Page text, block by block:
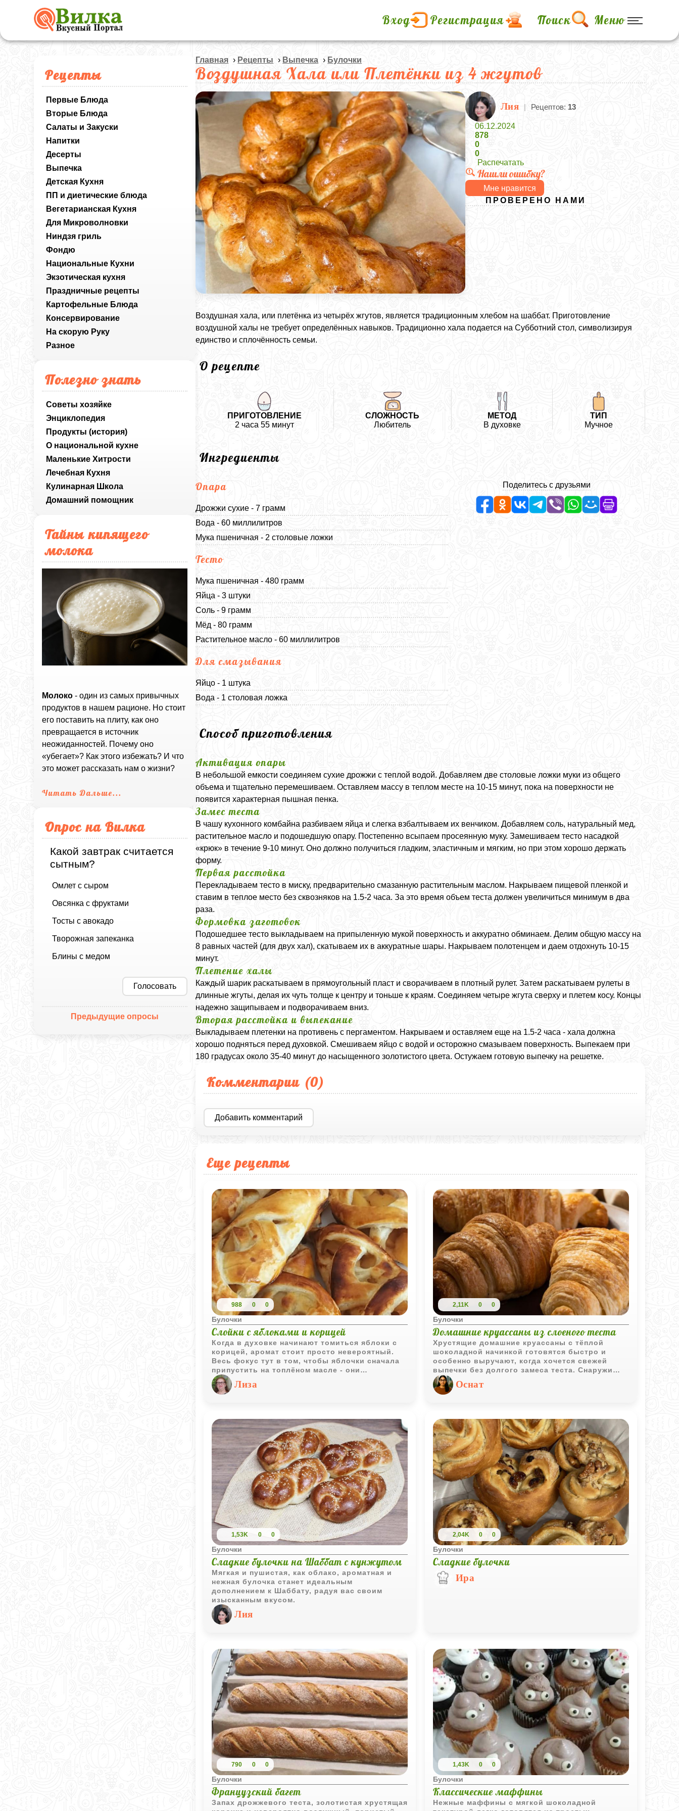
Вход Регистрация Поиск Меню
Рецепты
Первые Блюда
Вторые Блюда
Салаты и Закуски
Напитки
Десерты
Выпечка
Детская Кухня
ПП и диетические блюда
Вегетарианская Кухня
Для Микроволновки
Ниндзя гриль
Фондю
Национальные Кухни
Экзотическая кухня
Праздничные рецепты
Картофельные Блюда
Консервирование
На скорую Руку
Разное
Полезно знать
Советы хозяйке
Энциклопедия
Продукты (история)
О национальной кухне
Маленькие Хитрости
Лечебная Кухня
Кулинарная Школа
Домашний помощник
Тайны кипящего
молока
Молоко - один из самых привычных
продуктов в нашем рационе. Но стоит
его поставить на плиту, как оно
превращается в источник
неожиданностей. Почему оно
«убегает»? Как этого избежать? И что
это может рассказать нам о жизни?
Читать Дальше...
Опрос на Вилка
Какой завтрак считается
сытным?
Омлет с сыром
Овсянка с фруктами
Тосты с авокадо
Творожная запеканка
Блины с медом
Голосовать
Предыдущие опросы
Главная › Рецепты › Выпечка › Булочки
Воздушная Хала или Плетёнки из 4 жгутов
Лия | Рецептов: 13
06.12.2024
878
0
0
Распечатать
Нашли ошибку?
Мне нравится
ПРОВЕРЕНО НАМИ
Воздушная хала, или плетёнка из четырёх жгутов, является традиционным хлебом на шаббат. Приготовление
воздушной халы не требует определённых навыков. Традиционно хала подается на Субботний стол, символизируя
единство и сплочённость семьи.
О рецепте
ПРИГОТОВЛЕНИЕ
2 часа 55 минут
СЛОЖНОСТЬ
Любитель
МЕТОД
В духовке
ТИП
Мучное
Ингредиенты
Опара
Дрожжи сухие - 7 грамм
Вода - 60 миллилитров
Мука пшеничная - 2 столовые ложки
Тесто
Мука пшеничная - 480 грамм
Яйца - 3 штуки
Соль - 9 грамм
Мёд - 80 грамм
Растительное масло - 60 миллилитров
Для смазывания
Яйцо - 1 штука
Вода - 1 столовая ложка
Поделитесь с друзьями
Способ приготовления
Активация опары
В небольшой емкости соединяем сухие дрожжи с теплой водой. Добавляем две столовые ложки муки из общего
объема и тщательно перемешиваем. Оставляем массу в теплом месте на 10-15 минут, пока на поверхности не
появится характерная пышная пенка.
Замес теста
В чашу кухонного комбайна разбиваем яйца и слегка взбалтываем их венчиком. Добавляем соль, натуральный мед,
растительное масло и подошедшую опару. Постепенно всыпаем просеянную муку. Замешиваем тесто насадкой
«крюк» в течение 9-10 минут. Оно должно получиться гладким, эластичным и мягким, но при этом хорошо держать
форму.
Первая расстойка
Перекладываем тесто в миску, предварительно смазанную растительным маслом. Накрываем пищевой пленкой и
ставим в теплое место без сквозняков на 1.5-2 часа. За это время объем теста должен увеличиться минимум в два
раза.
Формовка заготовок
Подошедшее тесто выкладываем на припыленную мукой поверхность и аккуратно обминаем. Делим общую массу на
8 равных частей (для двух хал), скатываем их в аккуратные шары. Накрываем полотенцем и даем отдохнуть 10-15
минут.
Плетение халы
Каждый шарик раскатываем в прямоугольный пласт и сворачиваем в плотный рулет. Затем раскатываем рулеты в
длинные жгуты, делая их чуть толще к центру и тоньше к краям. Соединяем четыре жгута сверху и плетем косу. Концы
надежно защипываем и подворачиваем вниз.
Вторая расстойка и выпекание
Выкладываем плетенки на противень с пергаментом. Накрываем и оставляем еще на 1.5-2 часа - хала должна
хорошо подняться перед духовкой. Смешиваем яйцо с водой и осторожно смазываем поверхность. Выпекаем при
180 градусах около 35-40 минут до насыщенного золотистого цвета. Остужаем готовую выпечку на решетке.
Комментарии (0)
Добавить комментарий
Еще рецепты
988 0 0
Булочки
Слойки с яблоками и корицей
Когда в духовке начинают томиться яблоки с
корицей, аромат стоит просто невероятный.
Весь фокус тут в том, чтобы яблочки сначала
припустить на топлёном масле - они
становятся нежными, почти карамельными, и
лишняя влага уходит, так что тесто снизу не
размокает. Это идеальный вариант к чаю, когда
Лиза
2,11K 0 0
Булочки
Домашние круассаны из слоеного теста
Хрустящие домашние круассаны с тёплой
шоколадной начинкой готовятся быстро и
особенно выручают, когда хочется свежей
выпечки без долгого замеса теста. Снаружи
получается румяная слоистая корочка, а
внутри - мягкий растопленный шоколад.
Оснат
1,53K 0 0
Булочки
Сладкие булочки на Шаббат с кунжутом
Мягкая и пушистая, как облако, ароматная и
нежная булочка станет идеальным
дополнением к Шаббату, радуя вас своим
изысканным вкусом.
Лия
2,04K 0 0
Булочки
Сладкие булочки
Ира
790 0 0
Булочки
Французский багет
Запах дрожжевого теста, золотистая хрустящая
1,43K 0 0
Булочки
Классические маффины
Нежные маффины с мягкой шоколадной